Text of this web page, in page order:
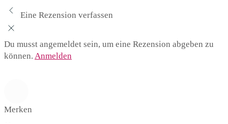
Eine Rezension verfassen
Du musst angemeldet sein, um eine Rezension abgeben zu
können. Anmelden
Merken